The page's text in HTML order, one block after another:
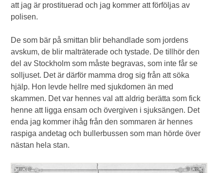
att jag är prostituerad och jag kommer att förföljas av
polisen.
De som bär på smittan blir behandlade som jordens
avskum, de blir malträterade och tystade. De tillhör den
del av Stockholm som måste begravas, som inte får se
solljuset. Det är därför mamma drog sig från att söka
hjälp. Hon levde hellre med sjukdomen än med
skammen. Det var hennes val att aldrig berätta som fick
henne att ligga ensam och övergiven i sjuksängen. Det
enda jag kommer ihåg från den sommaren är hennes
raspiga andetag och bullerbussen som man hörde över
nästan hela stan.